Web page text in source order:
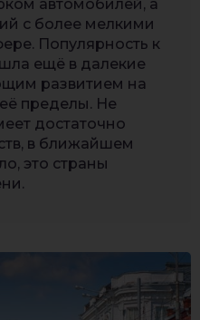
автомобилей, а
с более мелкими
Популярность к
ещё в далекие
развитием на
пределы. Не
достаточно
в ближайшем
это страны